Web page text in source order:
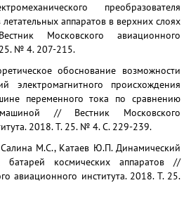
преобразовате­ля
аппаратов в верхних слоях
Московско­го авиационного
25. № 4. 207-215.
обоснование возмож­ности
электромагнитного про­исхождения
переменного тока по сравнению
// Вес­тник Московского
2018. Т. 25. № 4. С. 229-239.
М.С., Катаев Ю.П. Ди­намический
батарей космических аппаратов //
авиационного института. 2018. Т. 25.